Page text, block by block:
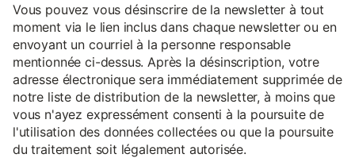
Vous pouvez vous désinscrire de la newsletter à tout
moment via le lien inclus dans chaque newsletter ou en
envoyant un courriel à la personne responsable
mentionnée ci-dessus. Après la désinscription, votre
adresse électronique sera immédiatement supprimée de
notre liste de distribution de la newsletter, à moins que
vous n'ayez expressément consenti à la poursuite de
l'utilisation des données collectées ou que la poursuite
du traitement soit légalement autorisée.